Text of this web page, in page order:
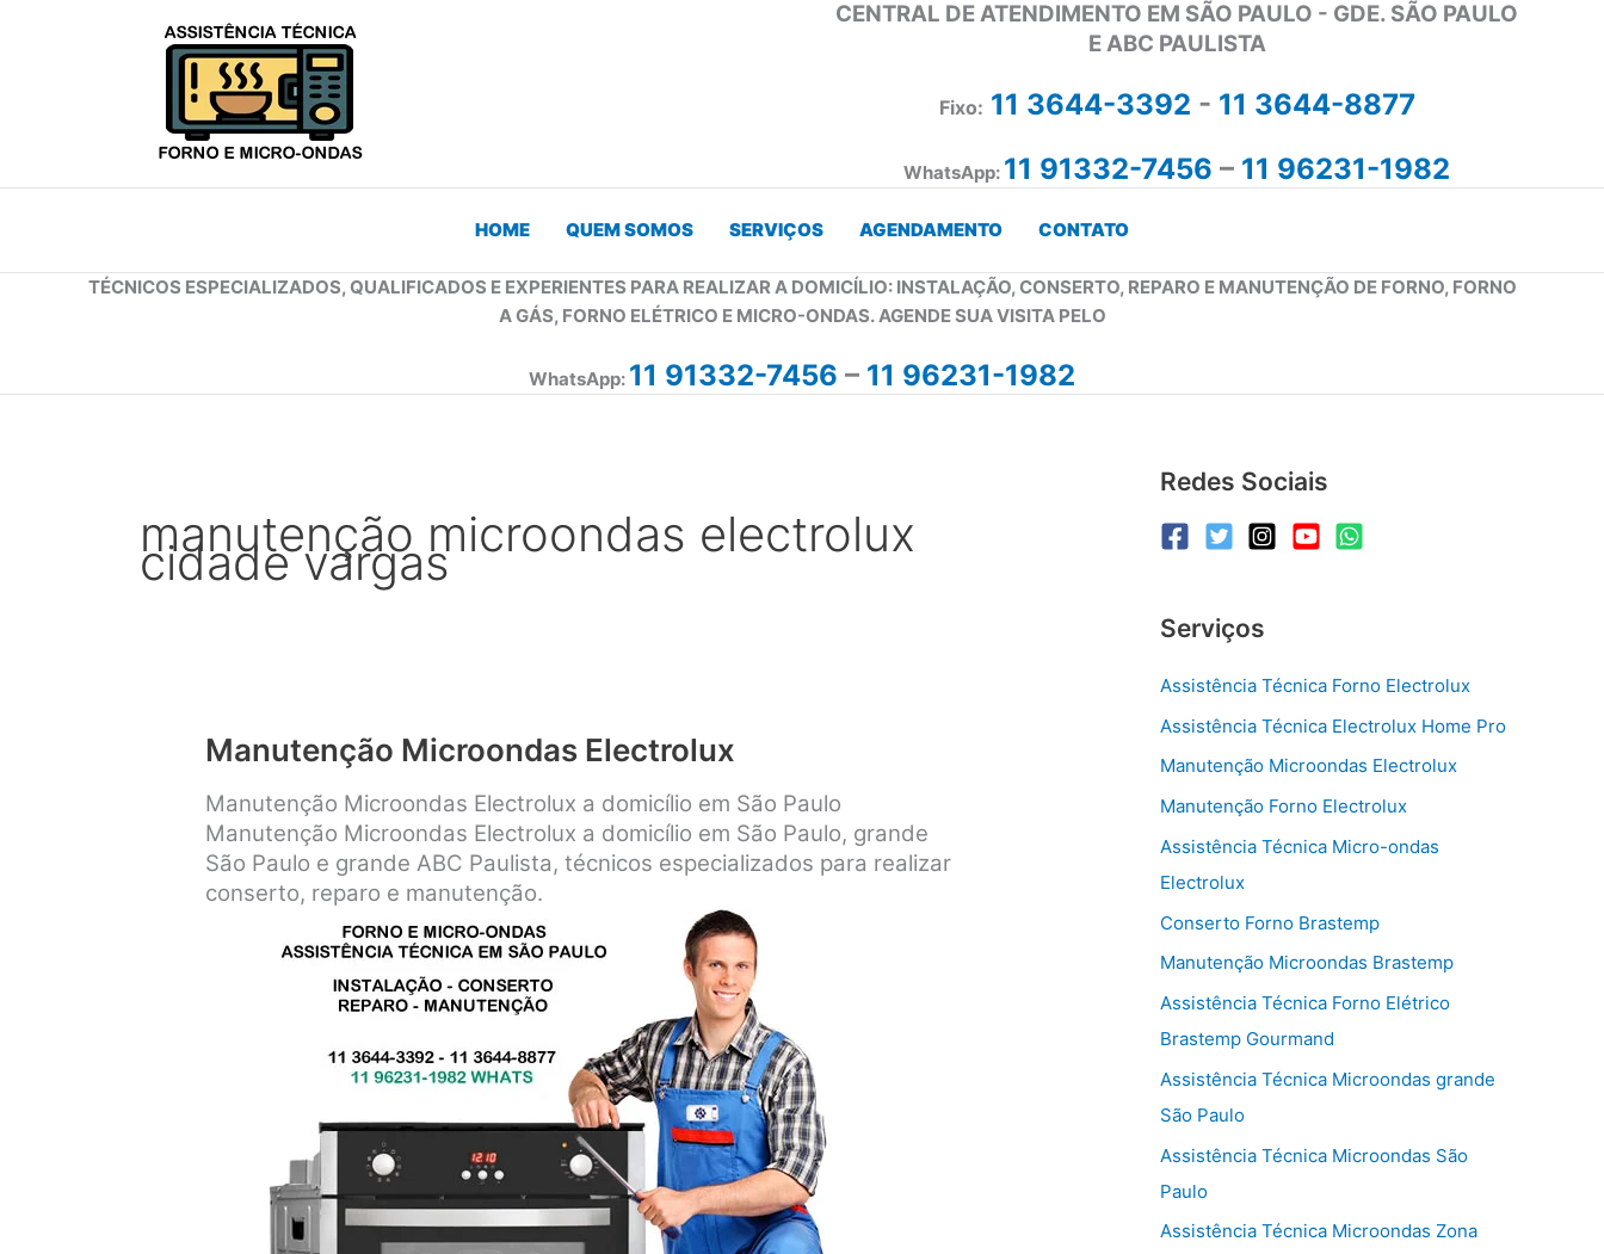
CENTRAL DE ATENDIMENTO EM SÃO PAULO - GDE. SÃO PAULO
E ABC PAULISTA
Fixo: 11 3644-3392 - 11 3644-8877
WhatsApp: 11 91332-7456 – 11 96231-1982
HOME QUEM SOMOS SERVIÇOS AGENDAMENTO CONTATO
TÉCNICOS ESPECIALIZADOS, QUALIFICADOS E EXPERIENTES PARA REALIZAR A DOMICÍLIO: INSTALAÇÃO, CONSERTO, REPARO E MANUTENÇÃO DE FORNO, FORNO
A GÁS, FORNO ELÉTRICO E MICRO-ONDAS. AGENDE SUA VISITA PELO
WhatsApp: 11 91332-7456 – 11 96231-1982
manutenção microondas electrolux
cidade vargas
Manutenção Microondas Electrolux
Manutenção Microondas Electrolux a domicílio em São Paulo
Manutenção Microondas Electrolux a domicílio em São Paulo, grande
São Paulo e grande ABC Paulista, técnicos especializados para realizar
conserto, reparo e manutenção.
Redes Sociais
Serviços
Assistência Técnica Forno Electrolux
Assistência Técnica Electrolux Home Pro
Manutenção Microondas Electrolux
Manutenção Forno Electrolux
Assistência Técnica Micro-ondas
Electrolux
Conserto Forno Brastemp
Manutenção Microondas Brastemp
Assistência Técnica Forno Elétrico
Brastemp Gourmand
Assistência Técnica Microondas grande
São Paulo
Assistência Técnica Microondas São
Paulo
Assistência Técnica Microondas Zona